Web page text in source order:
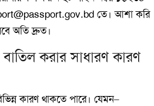
তে। আশা করি
অতি দ্রুত।
করার সাধারণ কারণ
কারণ থাকতে পারে। যেমন–